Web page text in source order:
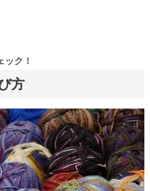
方
ク！